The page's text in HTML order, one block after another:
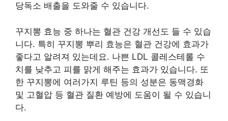
당독소 배출을 도와줄 수 있습니다.
꾸지뽕 효능 중 하나는 혈관 건강 개선도 들 수 있습
니다. 특히 꾸지뽕 뿌리 효능은 혈관 건강에 효과가
좋다고 알려져 있는데요. 나쁜 LDL 콜레스테롤 수
치를 낮추고 피를 맑게 해주는 효과가 있습니다. 또
한 꾸지뽕에 여러가지 루틴 등의 성분은 동맥경화
및 고혈압 등 혈관 질환 예방에 도움이 될 수 있습니
다.